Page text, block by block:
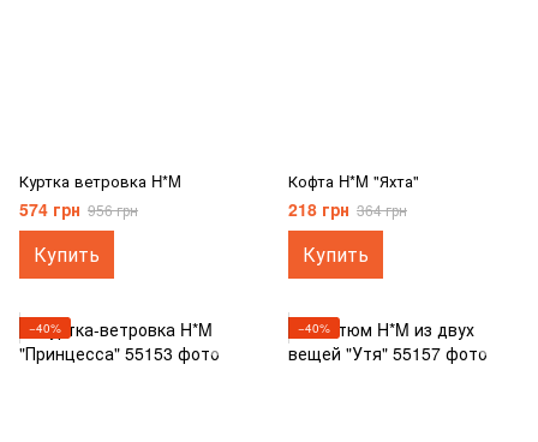
Куртка ветровка H*M
574 грн 956 грн
Купить
Кофта H*M "Яхта"
218 грн 364 грн
Купить
−40% −40%